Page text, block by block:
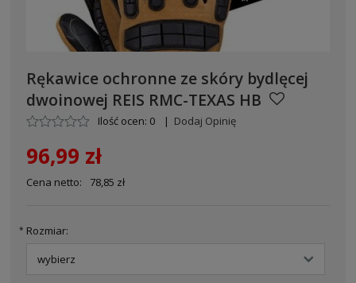
Rękawice ochronne ze skóry bydlęcej
dwoinowej REIS RMC-TEXAS HB
Ilość ocen: 0 | Dodaj Opinię
96,99 zł
Cena netto: 78,85 zł
* Rozmiar: